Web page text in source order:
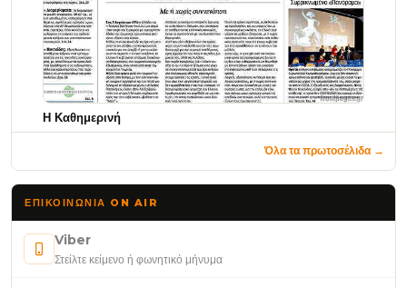
Η Καθημερινή
Όλα τα πρωτοσέλιδα →
ΕΠΙΚΟΙΝΩΝΊΑ ON AIR
Viber
Στείλτε κείμενο ή φωνητικό μήνυμα